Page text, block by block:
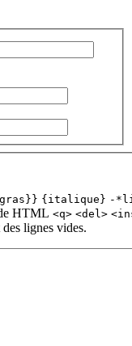
{italique} -
HTML <q> <del>
lignes vides.